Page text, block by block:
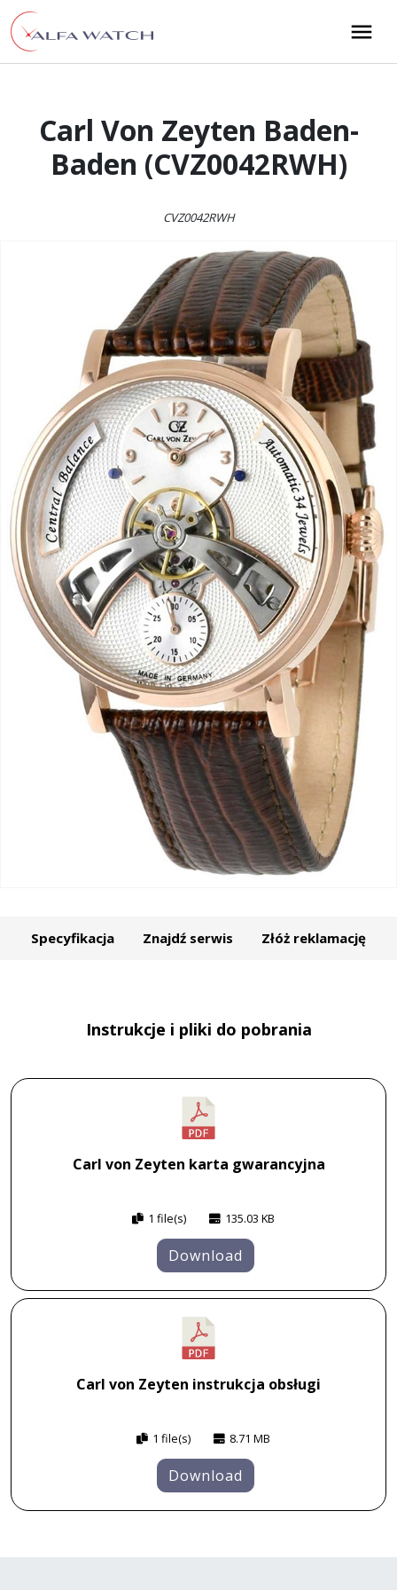
Przejdź do treści
Main Navigation
Carl Von Zeyten Baden-
Baden (CVZ0042RWH)
CVZ0042RWH
Specyfikacja Znajdź serwis Złóż reklamację
Instrukcje i pliki do pobrania
Carl von Zeyten karta gwarancyjna
1 file(s) 135.03 KB
Download
Carl von Zeyten instrukcja obsługi
1 file(s) 8.71 MB
Download